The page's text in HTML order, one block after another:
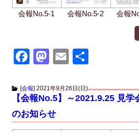
会報No.5-1 会報No.5-2 会報
F
c
e
b
M
st
o
d
E
ail
[会報] 2021年9月26日(日)
【会報No.5】～2021.9.25 見
のお知らせ